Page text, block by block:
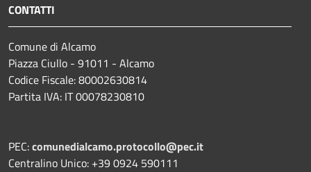
CONTATTI
Comune di Alcamo
Piazza Ciullo - 91011 - Alcamo
Codice Fiscale: 80002630814
Partita IVA: IT 00078230810
PEC:comunedialcamo.protocollo@pec.it
Centralino Unico: +39 0924 590111